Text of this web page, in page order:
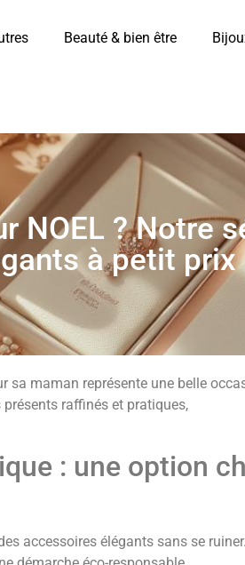
Beauté & bien être
NOEL ? Notre
à petit prix
sa maman représente une belle
raffinés et pratiques,
: une option
accessoires élégants sans se